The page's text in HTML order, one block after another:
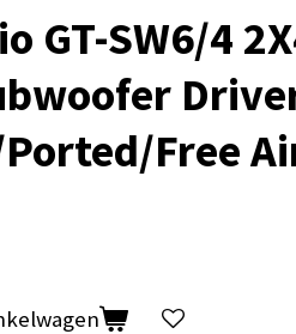
GT-SW6/4
Free